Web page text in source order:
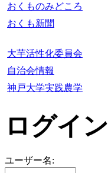
おくものみどころ
おくも新聞
大芋活性化委員会
自治会情報
神戸大学実践農学
ログイン
ユーザー名: